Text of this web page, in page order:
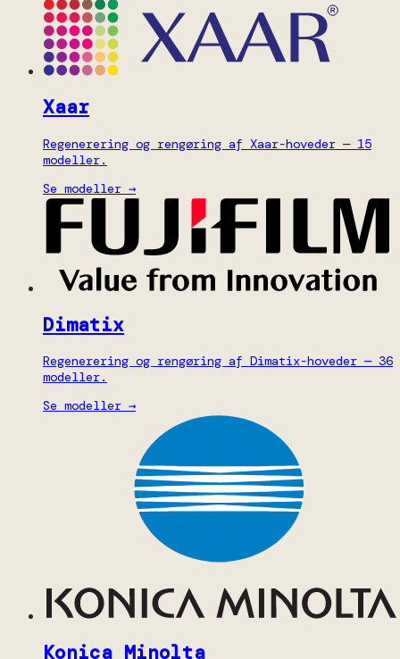
Xaar
Regenerering og rengøring af Xaar-hoveder — 15
modeller.
Se modeller →
Dimatix
Regenerering og rengøring af Dimatix-hoveder — 36
modeller.
Se modeller →
Konica Minolta